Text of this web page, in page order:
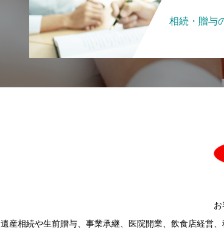
相続・贈与
遺産相続や生前贈与、事業承継、医院開業、飲食店経営